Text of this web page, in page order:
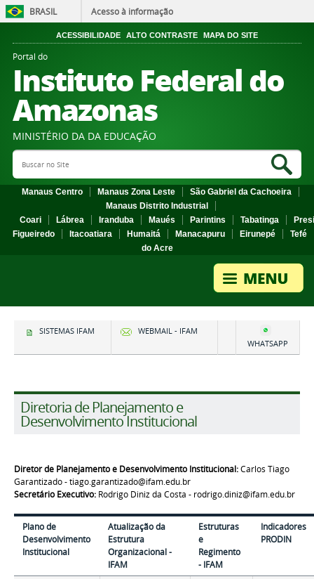
BRASIL Acesso à informação
ACESSIBILIDADE ALTO CONTRASTE MAPA DO SITE
Portal do
Instituto Federal do
Amazonas
MINISTÉRIO DA DA EDUCAÇÃO
Search Site
Manaus Centro Manaus Zona Leste
São Gabriel da Cachoeira
Manaus Distrito Industrial
Coari
Lábrea Iranduba Maués Parintins Tabatinga
Figueiredo
Itacoatiara Humaitá Manacapuru Eirunepé
Tefé
do Acre
SISTEMAS IFAM
WEBMAIL - IFAM
WHATSAPP
Diretoria de Planejamento e
Desenvolvimento Institucional
Diretor de Planejamento e Desenvolvimento Institucional:Carlos Tiago
Garantizado - tiago.garantizado@ifam.edu.br
Secretário Executivo: Rodrigo Diniz da Costa - rodrigo.diniz@ifam.edu.br
Plano de
Desenvolvimento
Institucional
Atualização da
Estrutura
Organizacional -
IFAM
Estruturas
e
Regimento
- IFAM
Indicadores
PRODIN